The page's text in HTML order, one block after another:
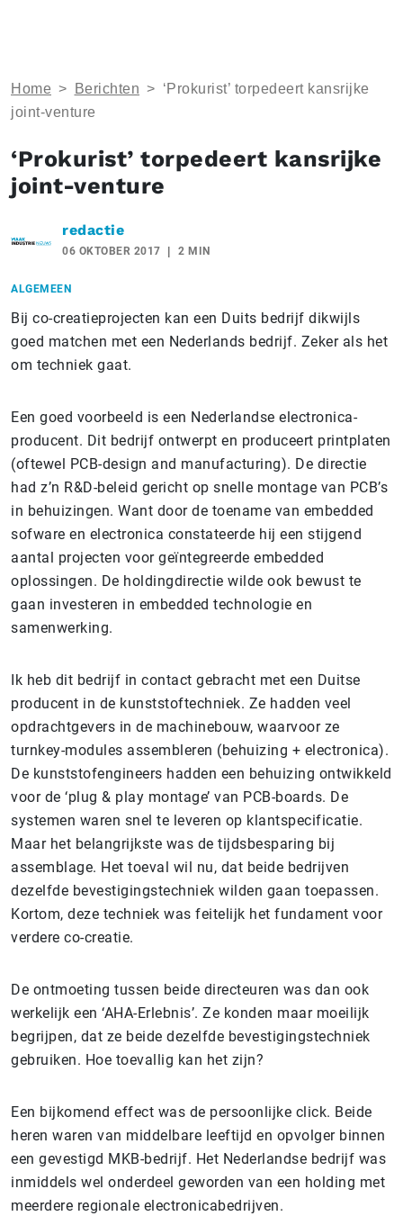
Home > Berichten > ‘Prokurist’ torpedeert kansrijke
joint-venture
‘Prokurist’ torpedeert kansrijke
joint-venture
redactie
06 OKTOBER 2017 2 MIN
ALGEMEEN
Bij co-creatieprojecten kan een Duits bedrijf dikwijls
goed matchen met een Nederlands bedrijf. Zeker als het
om techniek gaat.
Een goed voorbeeld is een Nederlandse electronica-
producent. Dit bedrijf ontwerpt en produceert printplaten
(oftewel PCB-design and manufacturing). De directie
had z’n R&D-beleid gericht op snelle montage van PCB’s
in behuizingen. Want door de toename van embedded
sofware en electronica constateerde hij een stijgend
aantal projecten voor geïntegreerde embedded
oplossingen. De holdingdirectie wilde ook bewust te
gaan investeren in embedded technologie en
samenwerking.
Ik heb dit bedrijf in contact gebracht met een Duitse
producent in de kunststoftechniek. Ze hadden veel
opdrachtgevers in de machinebouw, waarvoor ze
turnkey-modules assembleren (behuizing + electronica).
De kunststofengineers hadden een behuizing ontwikkeld
voor de ‘plug & play montage’ van PCB-boards. De
systemen waren snel te leveren op klantspecificatie.
Maar het belangrijkste was de tijdsbesparing bij
assemblage. Het toeval wil nu, dat beide bedrijven
dezelfde bevestigingstechniek wilden gaan toepassen.
Kortom, deze techniek was feitelijk het fundament voor
verdere co-creatie.
De ontmoeting tussen beide directeuren was dan ook
werkelijk een ‘AHA-Erlebnis’. Ze konden maar moeilijk
begrijpen, dat ze beide dezelfde bevestigingstechniek
gebruiken. Hoe toevallig kan het zijn?
Een bijkomend effect was de persoonlijke click. Beide
heren waren van middelbare leeftijd en opvolger binnen
een gevestigd MKB-bedrijf. Het Nederlandse bedrijf was
inmiddels wel onderdeel geworden van een holding met
meerdere regionale electronicabedrijven.